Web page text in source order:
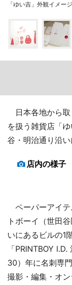
「ゆい吉」外観イメージ
日本各地から取
を扱う雑貨店「
谷・明治通り沿い
店内の様子
ペーパーアイテ
トボーイ（世田
いにあるビルの1
「PRINTBOY
30）年に名刺専
撮影・編集・オ